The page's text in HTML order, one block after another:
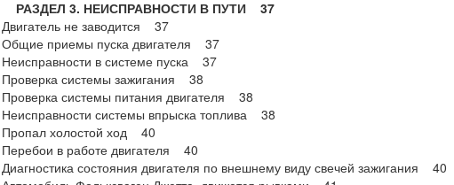
РАЗДЕЛ 3. НЕИСПРАВНОСТИ В ПУТИ 37
Двигатель не заводится 37
Общие приемы пуска двигателя 37
Неисправности в системе пуска 37
Проверка системы зажигания 38
Проверка системы питания двигателя 38
Неисправности системы впрыска топлива 38
Пропал холостой ход 40
Перебои в работе двигателя 40
Диагностика состояния двигателя по внешнему виду свечей зажигания 40